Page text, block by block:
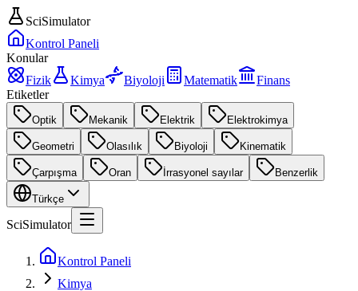
SciSimulator
Kontrol Paneli
Konular
Fizik
Kimya Biyoloji Matematik
Finans
Etiketler
Optik Mekanik Elektrik Elektrokimya
Geometri Olasılık Biyoloji Kinematik
Çarpışma Oran İrrasyonel sayılar Benzerlik
Türkçe
SciSimulator
Kontrol Paneli
Kimya